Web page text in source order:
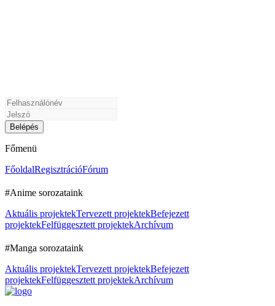
Főmenü
FőoldalRegisztrációFórum
#Anime sorozataink
Aktuális projektekTervezett projektekBefejezett
projektekFelfüggesztett projektekArchívum
#Manga sorozataink
Aktuális projektekTervezett projektekBefejezett
projektekFelfüggesztett projektekArchívum